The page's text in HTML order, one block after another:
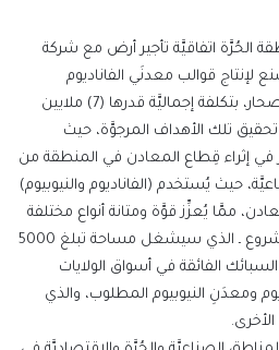
الحُرَّة اتفاقيَّة تأجير أرض مع شركة
لإنتاج قوالب معدنَي الفاناديوم
والنيوبيوم في المنطقة الحُرَّة بصحار، بتكلفة إجماليَّة قدرها (7) ملايين
تلك الأهداف المرجوَّة، حيث
إثراء قِطاع المعادن في المنطقة من
حيث يُستخدم (الفاناديوم والنيوبيوم)
ممَّا يُعزِّز قوَّة ومتانة أنواع مختلفة
من المعادن، وسيُتيح هذا المشروع ـ الذي سيشغل مساحة تبلغ 5000
الفائقة في أسواق الولايات
ومعدَنِ النيوبيوم المطلوب، والذي